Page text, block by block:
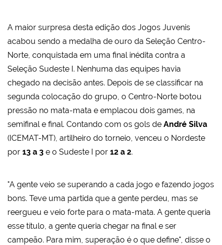
A maior surpresa desta edição dos Jogos Juvenis
acabou sendo a medalha de ouro da Seleção Centro-
Norte, conquistada em uma final inédita contra a
Seleção Sudeste I. Nenhuma das equipes havia
chegado na decisão antes. Depois de se classificar na
segunda colocação do grupo, o Centro-Norte botou
pressão no mata-mata e emplacou dois games, na
semifinal e final. Contando com os gols de André Silva
(ICEMAT-MT), artilheiro do torneio, venceu o Nordeste
por 13 a 3 e o Sudeste I por 12 a 2.
"A gente veio se superando a cada jogo e fazendo jogos
bons. Teve uma partida que a gente perdeu, mas se
reergueu e veio forte para o mata-mata. A gente queria
esse título, a gente queria chegar na final e ser
campeão. Para mim, superação é o que define", disse o